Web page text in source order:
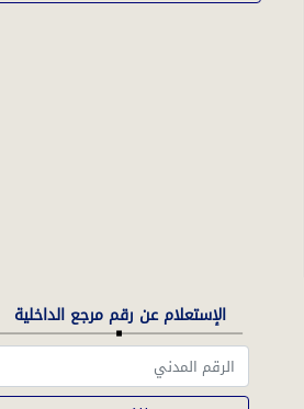
الإستعلام عن رقم مرجع الداخلية